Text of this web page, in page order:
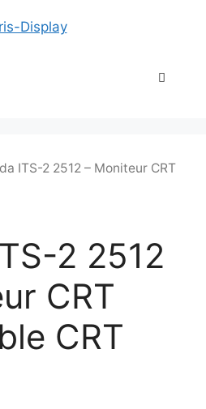
ITS-2 2512 – Moniteur CRT
2 2512
CRT
CRT